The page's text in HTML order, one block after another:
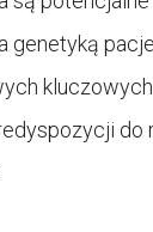
genetyką
do